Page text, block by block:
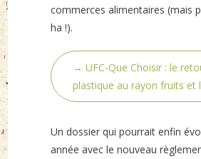
commerces alimentaires (mais
ha !).
→ UFC-Que Choisir : le
plastique au rayon fruits et
Un dossier qui pourrait enfin
année avec le nouveau